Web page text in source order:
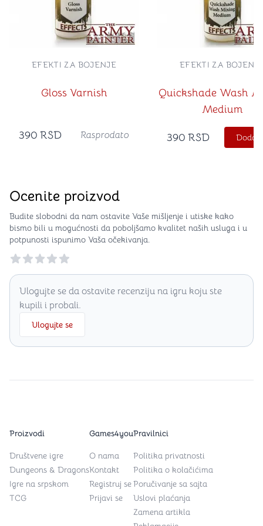
Gloss Varnish
EFEKTI ZA BOJENJE
390 RSD Rasprodato
Quickshade Wash
Medium
EFEKTI ZA
390 RSD
Ocenite proizvod
Budite slobodni da nam ostavite Vaše mišljenje i utiske kako
bismo bili u mogućnosti da poboljšamo kvalitet naših usluga i u
potpunosti ispunimo Vaša očekivanja.
Reviews
Ulogujte se da ostavite recenziju na igru koju ste
kupili i probali.
Ulogujte se
Proizvodi
Društvene igre
Dungeons & Dragons
Igre na srpskom
TCG
Games4you
O nama
Kontakt
Registruj se
Prijavi se
Pravilnici
Politika privatnosti
Politika o kolačićima
Poručivanje sa sajta
Uslovi plaćanja
Zamena artikla